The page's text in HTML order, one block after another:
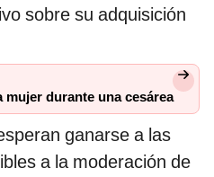
sobre su adquisición
mujer durante una cesárea
ganarse a las
a la moderación de